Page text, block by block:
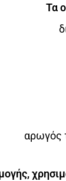
Τα
αρωγός